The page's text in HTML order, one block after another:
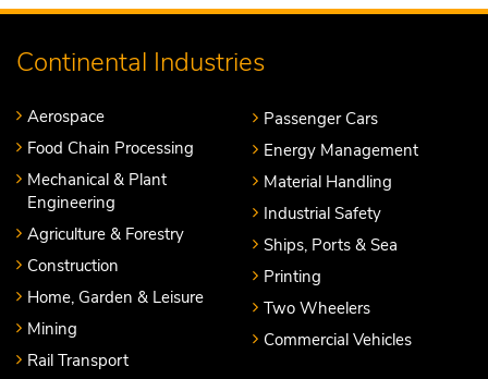
Continental Industries
Aerospace
Food Chain Processing
Mechanical & Plant
Engineering
Agriculture & Forestry
Construction
Home, Garden & Leisure
Mining
Rail Transport
Passenger Cars
Energy Management
Material Handling
Industrial Safety
Ships, Ports & Sea
Printing
Two Wheelers
Commercial Vehicles